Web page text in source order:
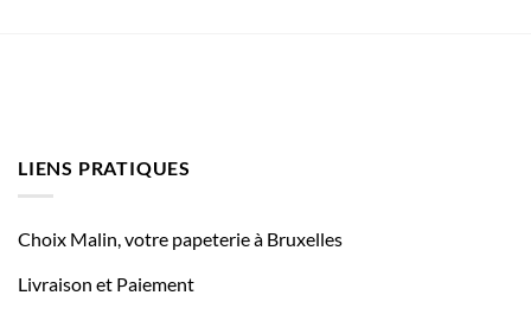
LIENS PRATIQUES
Choix Malin, votre papeterie à Bruxelles
Livraison et Paiement